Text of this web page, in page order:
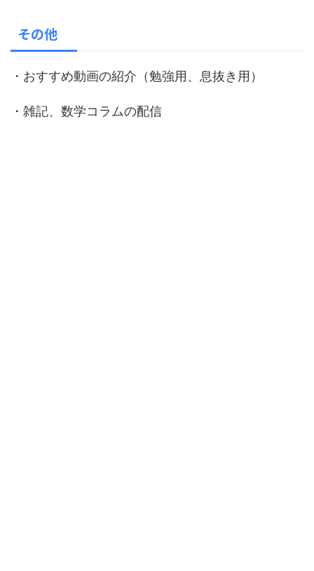
その他
・おすすめ動画の紹介（勉強用、息抜き用）
・雑記、数学コラムの配信